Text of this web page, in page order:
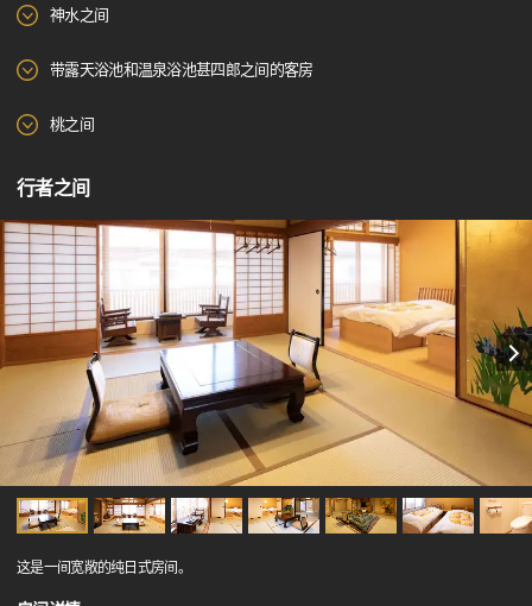
神水之间
带露天浴池和温泉浴池甚四郎之间的客房
桃之间
行者之间
这是一间宽敞的纯日式房间。